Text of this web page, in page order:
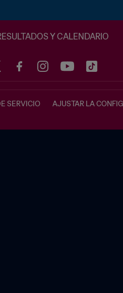
Y CALENDARIO
SERVICIO AJUSTAR LA